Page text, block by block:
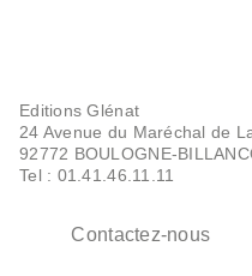
Editions Glénat
24 Avenue du Maréchal de
92772 BOULOGNE-
Tel : 01.41.46.11.11
Contactez-nous